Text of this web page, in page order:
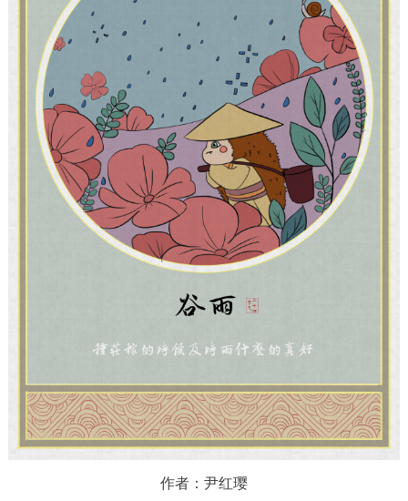
作者：尹红璎